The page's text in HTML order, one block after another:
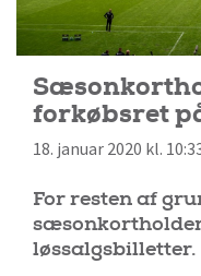
forkøbsret
18. januar 2020 kl.
For resten af
løssalgsbilletter.